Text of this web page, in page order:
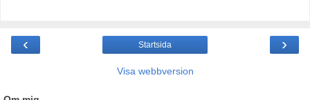
‹ ›
Startsida
Visa webbversion